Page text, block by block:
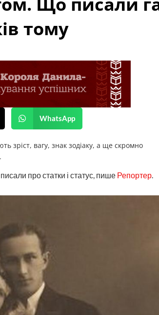
тому
WhatsApp
зріст, вагу, знак зодіаку, а ще скромно
про статки і статус, пише Репортер